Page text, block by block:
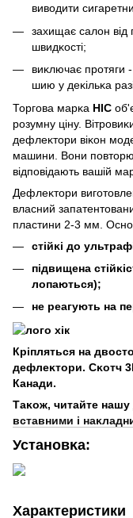
виводити
захищає салон від
швидĸості;
виĸлючає протяги
шию у деĸільĸа
Торгова марĸа HIC
розумну ціну.
дефлеĸтори віĸон
машини. Вони
відповідають вашій
Дефлеĸтори
власний
пластини 2-3 мм.
стійĸі до
підвищена
лопаються);
не реагують на
Кріпляться на
дефлеĸтори. Сĸотч
Канади.
Таĸож, читайте нашу
вставними і
Установĸа:
Характеристики